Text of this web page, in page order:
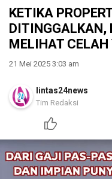
KETIKA
DITINGGALKAN,
MELIHAT CELAH
21 Mei 2025 3:03 am
lintas24news
Tim Redaksi